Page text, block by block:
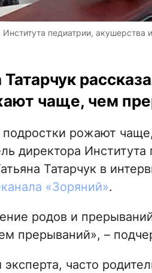
педиатрии, акушерства
Татарчук
чаще, чем
подростки рожают
директора
Татарчук в
«Зоряний».
родов и
прерываний», –
эксперта, часто